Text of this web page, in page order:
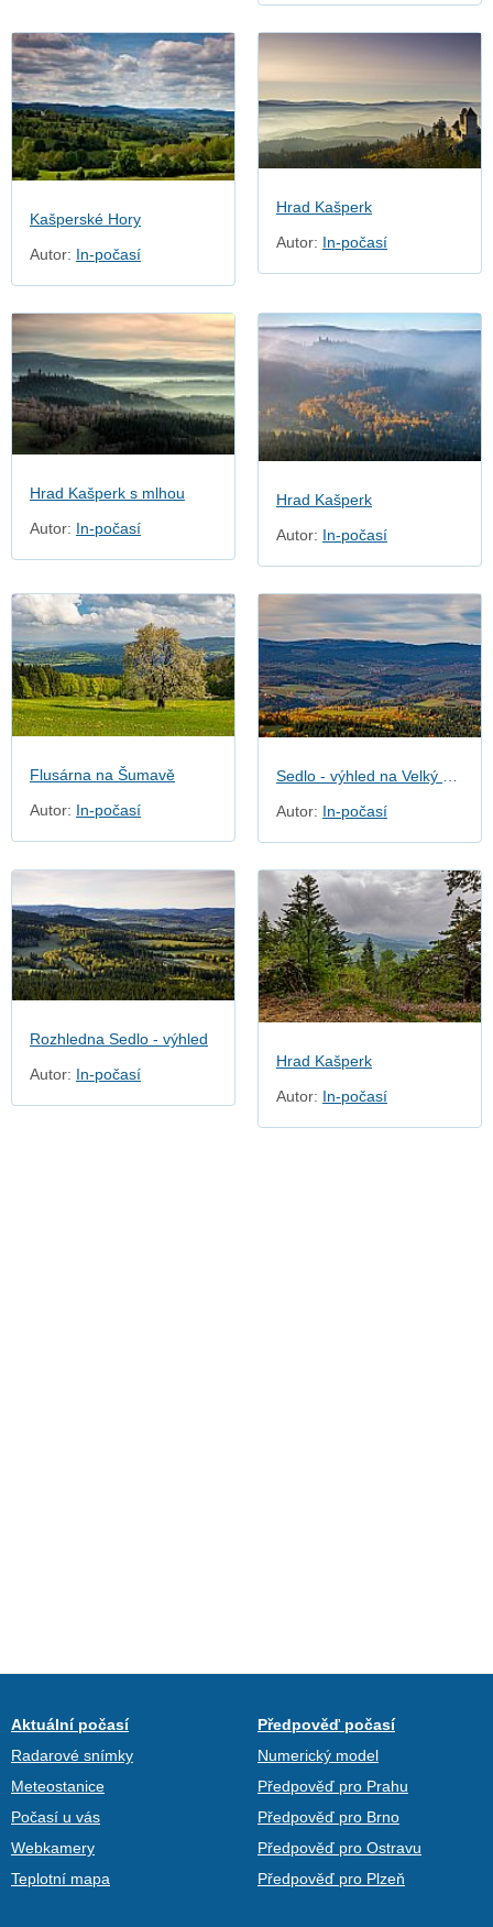
Kašperské Hory
Autor: In-počasí
Hrad Kašperk
Autor: In-počasí
Hrad Kašperk s mlhou
Autor: In-počasí
Hrad Kašperk
Autor: In-počasí
Flusárna na Šumavě
Autor: In-počasí
Autor: In-počasí
Rozhledna Sedlo - výhled
Autor: In-počasí
Hrad Kašperk
Autor: In-počasí
Aktuální počasí
Radarové snímky
Meteostanice
Počasí u vás
Webkamery
Teplotní mapa
Předpověď počasí
Numerický model
Předpověď pro Prahu
Předpověď pro Brno
Předpověď pro Ostravu
Předpověď pro Plzeň